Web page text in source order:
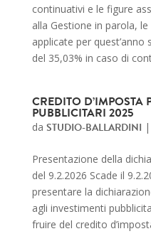
continuativi e le figure
alla Gestione in parola,
applicate per
del 35,03% in caso di
CREDITO D’IMPOSTA
PUBBLICITARI 2025
da STUDIO-BALLARDINI |
Presentazione della
del 9.2.2026 Scade il
presentare la
agli investimenti
fruire del credito